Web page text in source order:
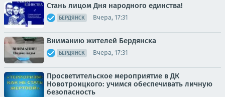
Стань лицом Дня народного единства!
БЕРДЯНСК Вчера, 17:31
Вниманию жителей Бердянска
БЕРДЯНСК Вчера, 17:31
Просветительское мероприятие в ДК
Новотроицкого: учимся обеспечивать личную
безопасность